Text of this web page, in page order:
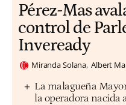
Pérez-Mas
control de
Inveready
Miranda Solana Albert
La malagueña
la operadora nacida